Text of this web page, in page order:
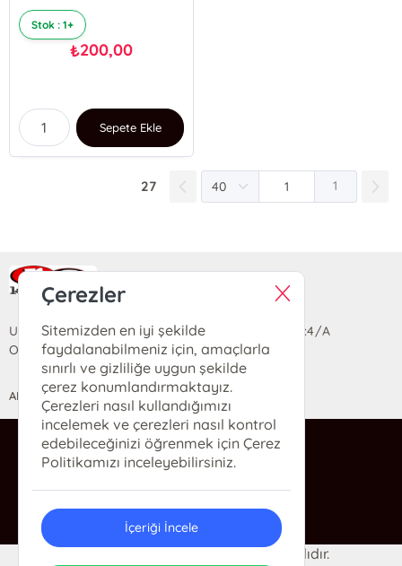
Stok : 1+
₺200,00
Sepete Ekle
27 1
Ra Yayın Kitabevi
Uzun Sokak Saray Çarşısı Lara Sineması Girişi No:4/A
Ortahisar/TRABZON
ANASAYFA YARDIM İLETİŞİM
ra@rakitap.com
0(462) 326 49 71
© 2024 Ra Kitabevi. Her hakkı saklıdır.
Çerezler
Sitemizden en iyi şekilde
faydalanabilmeniz için, amaçlarla
sınırlı ve gizliliğe uygun şekilde
çerez konumlandırmaktayız.
Çerezleri nasıl kullandığımızı
incelemek ve çerezleri nasıl kontrol
edebileceğinizi öğrenmek için Çerez
Politikamızı inceleyebilirsiniz.
İçeriği İncele